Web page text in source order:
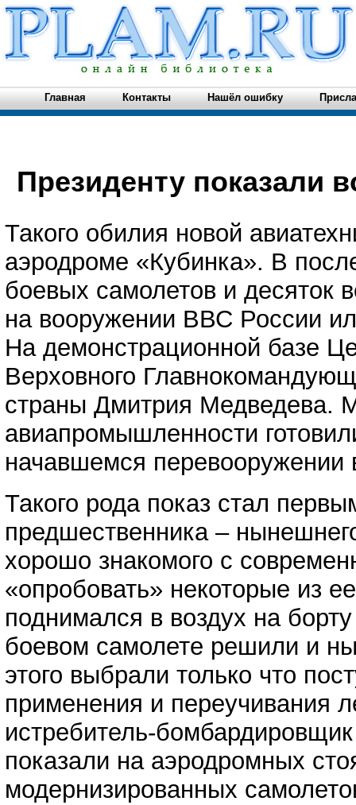
Главная Контакты Нашёл ошибку
Президенту показали
Такого обилия новой
аэродроме «Кубинка». В
боевых самолетов и десяток
на вооружении ВВС России
На демонстрационной базе
Верховного
страны Дмитрия Медведева.
авиапромышленности
начавшемся перевооружении
Такого рода показ стал
предшественника –
хорошо знакомого с
«опробовать» некоторые из
поднимался в воздух на
боевом самолете решили и
этого выбрали только что
применения и переучивания
истребитель-
показали на аэродромных
модернизированных